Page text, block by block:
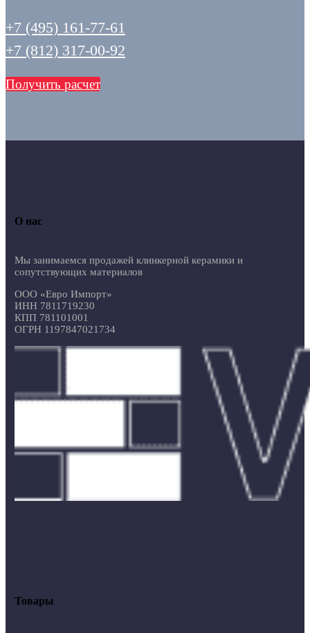
+7 (495) 161-77-61
+7 (812) 317-00-92
Получить расчет
О нас
Мы занимаемся продажей клинкерной керамики и
сопутствующих материалов
ООО «Евро Импорт»
ИНН 7811719230
КПП 781101001
ОГРН 1197847021734
Товары